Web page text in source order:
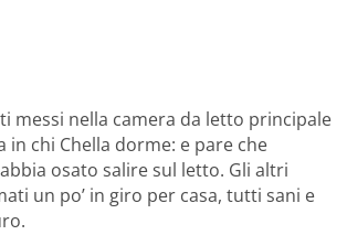
messi nella camera da letto principale
in chi Chella dorme: e pare che
osato salire sul letto. Gli altri
un po’ in giro per casa, tutti sani e